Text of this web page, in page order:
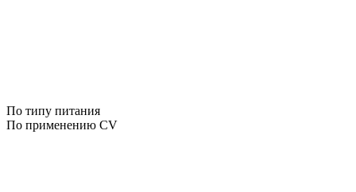
По типу питания
По применению CV